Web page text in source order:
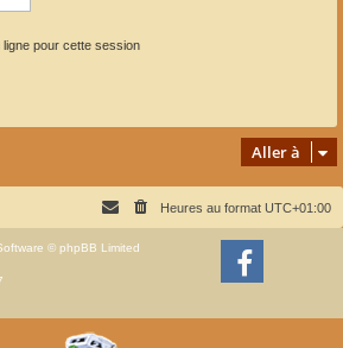
pour cette session
Aller à
Heures au format UTC+01:00
© phpBB Limited